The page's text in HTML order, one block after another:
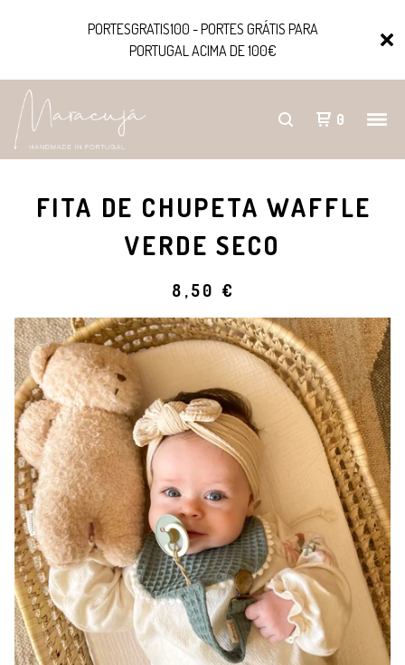
PORTESGRATIS100 - PORTES GRÁTIS PARA
PORTUGAL ACIMA DE 100€
0
FITA DE CHUPETA WAFFLE
VERDE SECO
8,50 €